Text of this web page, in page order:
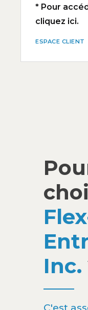
* Pour
cliquez ici.
ESPACE CLIENT
Inc.
C'est